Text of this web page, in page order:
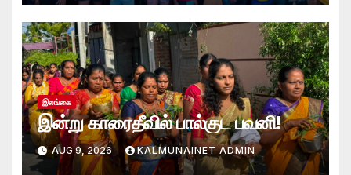
இலங்கை
இன்று காரைதீவில் பால்குட பவனி!
AUG 9, 2026 KALMUNAINET ADMIN